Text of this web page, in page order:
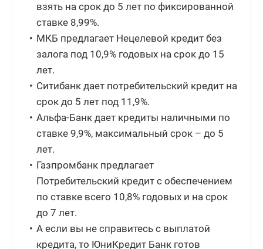
взять на срок до 5 лет по фиксированной
ставке 8,99%.
МКБ предлагает Нецелевой кредит без
залога под 10,9% годовых на срок до 15
лет.
Ситибанк дает потребительский кредит на
срок до 5 лет под 11,9%.
Альфа-Банк дает кредиты наличными по
ставке 9,9%, максимальный срок – до 5
лет.
Газпромбанк предлагает
Потребительский кредит с обеспечением
по ставке всего 10,8% годовых и на срок
до 7 лет.
А если вы не справитесь с выплатой
кредита, то ЮниКредит Банк готов